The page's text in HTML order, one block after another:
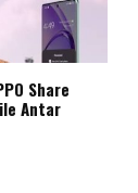
Share
Antar